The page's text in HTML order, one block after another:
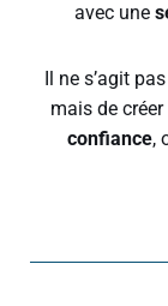
avec une
Il ne s’agit
mais de créer
confiance,